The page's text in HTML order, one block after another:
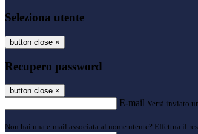
Seleziona utente
button close ×
Recupero password
button close ×
E-mail Verrà inviato
Non hai una e-mail associata al nome utente? Effettua il